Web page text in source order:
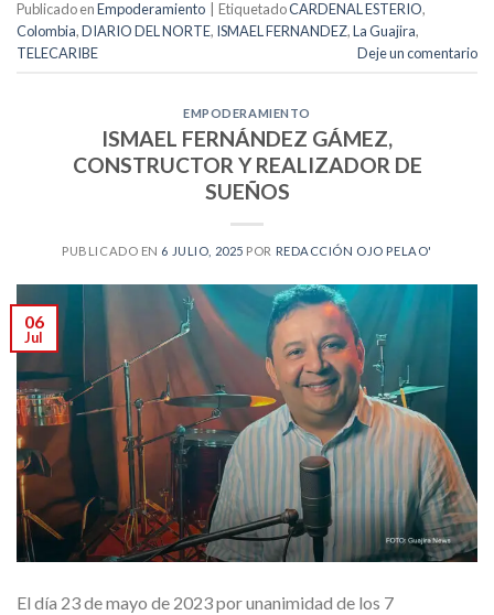
Publicado enEmpoderamiento EtiquetadoCARDENAL ESTERIO,
Colombia,DIARIO DEL NORTE, ISMAEL FERNANDEZ,La Guajira,
TELECARIBE
Deje un comentario
EMPODERAMIENTO
ISMAEL FERNÁNDEZ GÁMEZ,
CONSTRUCTOR Y REALIZADOR DE
SUEÑOS
PUBLICADO EN 6 JULIO, 2025 POR REDACCIÓN OJO PELAO'
06
Jul
El día 23 de mayo de 2023 por unanimidad de los 7